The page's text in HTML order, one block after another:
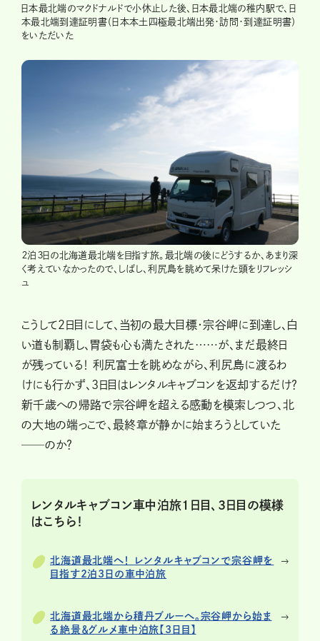
日本最北端のマクドナルドで小休止した後、日本最北端の稚内駅で、日
本最北端到達証明書（日本本土四極最北端出発・訪問・到達証明書）
をいただいた
２泊３日の北海道最北端を目指す旅。最北端の後にどうするか、あまり深
く考えていなかったので、しばし、利尻島を眺めて呆けた頭をリフレッシ
ュ
こうして２日目にして、当初の最大目標・宗谷岬に到達し、白
い道も制覇し、胃袋も心も満たされた……が、まだ最終日
が残っている！ 利尻富士を眺めながら、利尻島に渡るわ
けにも行かず、3日目はレンタルキャブコンを返却するだけ？
新千歳への帰路で宗谷岬を超える感動を模索しつつ、北
の大地の端っこで、最終章が静かに始まろうとしていた
──のか？
レンタルキャブコン車中泊旅１日目、３日目の模様
はこちら！
北海道最北端へ！ レンタルキャブコンで宗谷岬を
目指す2泊3日の車中泊旅
北海道最北端から積丹ブルーへ。宗谷岬から始ま
る絶景＆グルメ車中泊旅【3日目】